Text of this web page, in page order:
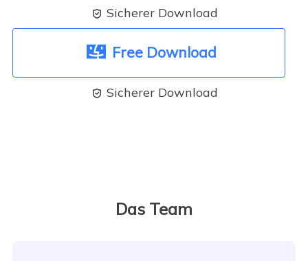
 Sicherer Download
Free Download
 Sicherer Download
Das Team